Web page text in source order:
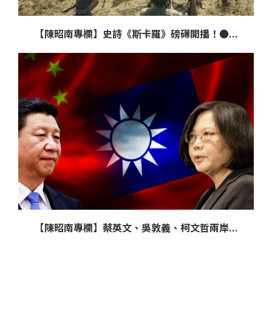
【陳昭南專欄】史詩《斯卡羅》磅礡開播！●...
【陳昭南專欄】蔡英文、吳敦義、柯文哲兩岸...